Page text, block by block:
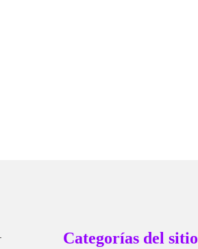
Categorías del sitio